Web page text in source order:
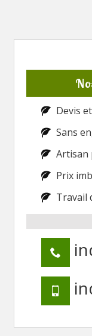
Devis
Sans
Artisan
Prix
Travail